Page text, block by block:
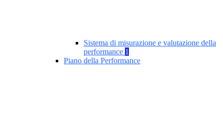
Sistema di misurazione e valutazione della
performance 1
Piano della Performance